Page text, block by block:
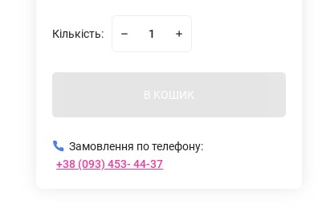
Кількість:
В КОШИК
Замовлення по телефону:
+38 (093) 453- 44-37